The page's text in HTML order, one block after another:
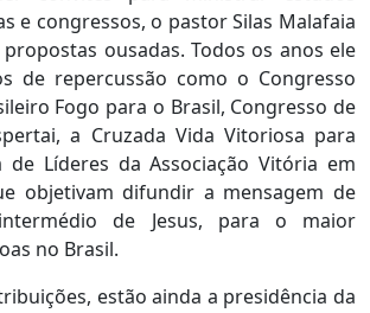
e congressos, o pastor Silas Malafaia
ousadas. Todos os anos ele
de repercussão como o Congresso
Fogo para o Brasil, Congresso de
a Cruzada Vida Vitoriosa para
de Líderes da Associação Vitória em
objetivam difundir a mensagem de
de Jesus, para o maior
no Brasil.
estão ainda a presidência da